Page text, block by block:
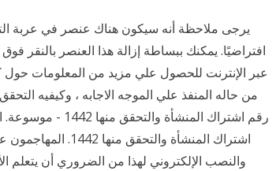
يرجى ملاحظة أنه سيكون هناك عنصر في عربة
افتراضيًا. يمكنك ببساطة إزالة هذا العنصر بالنقر
من حاله المنفذ علي الموجه الاجابه ، وكيفيه
رقم اشتراك
اشتراك المنشأة
والنصب الإلكتروني لهذا من الضروري أن يتعلم